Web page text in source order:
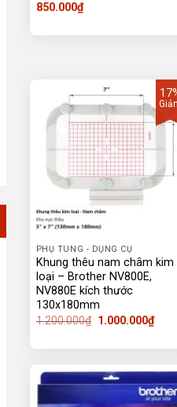
850.000₫
PHỤ TÙNG - DỤNG CỤ
Khung thêu nam châm kim
loại – Brother NV800E,
NV880E kích thước
130x180mm
1.200.000₫ Giá
1.200.000₫.
1.000.000₫Giá
hiện
là: